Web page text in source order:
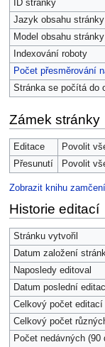
ID stránky
Jazyk obsahu stránky
Model obsahu stránky
Indexování roboty
Počet přesměrování
Stránka se počítá do
Zámek stránky
Editace
Povolit
Přesunutí
Povolit
Zobrazit knihu
Historie editací
Stránku vytvořil
Datum založení
Naposledy editoval
Datum poslední
Celkový počet editací
Celkový počet
Počet nedávných (90